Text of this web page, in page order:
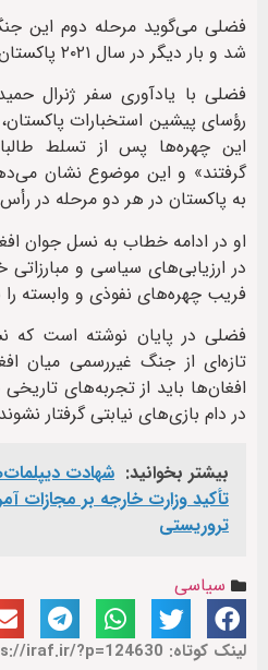
شد و بار دیگر در سال ۲۰۲۱ پاکستان به پیروزی رسید.
فضلی با یادآوری سفر ژنرال
رؤسای پیشین استخبارات
این چهره‌ها پس از تسلط
گرفتند» و این موضوع نشان
به پاکستان در هر دو مرحله در رأس
او در ادامه خطاب به نسل جوان
در ارزیابی‌های سیاسی و
فریب چهره‌های نفوذی و وابسته را
فضلی در پایان نوشته است که
تازه‌ای از جنگ غیررسمی میان
افغان‌ها باید از تجربه‌های
در دام بازی‌های نیابتی گرفتار
بیشتر بخوانید: شهادت‌
تأکید وزارت خارجه بر مجازات
تروریستی
سیاسی
لینک کوتاه: https://iraf.ir/?p=124630